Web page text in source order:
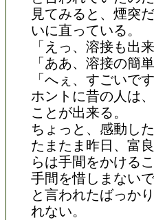
見てみると、煙突
いに直っている。
「えっ、溶接も出
「ああ、溶接の簡
「へぇ、すごいで
ホントに昔の人は
ことが出来る。
ちょっと、感動した
たまたま昨日、富
らは手間をかける
手間を惜しまない
と言われたばっか
れない。